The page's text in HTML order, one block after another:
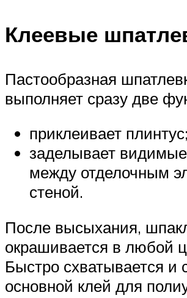
Клеевые
Пастообразная
выполняет сразу две
приклеивает плинтус;
заделывает
между отделочным
стеной.
После высыхания,
окрашивается в любой
Быстро схватывается и
основной клей для